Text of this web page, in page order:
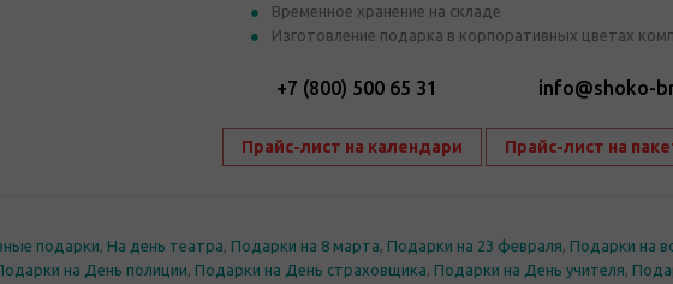
Временное хранение на складе
Изготовление подарка в корпоративных цветах
+7 (800) 500 65 31 info@shoko-
Прайс-лист на календари Прайс-лист на
подарки, На день театра, Подарки на 8 марта, Подарки на 23 февраля, Подарки на
на День полиции, Подарки на День страховщика, Подарки на День учителя,